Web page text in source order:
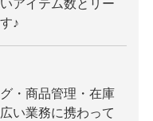
アイテム数とリー
♪
・商品管理・在庫
い業務に携わって